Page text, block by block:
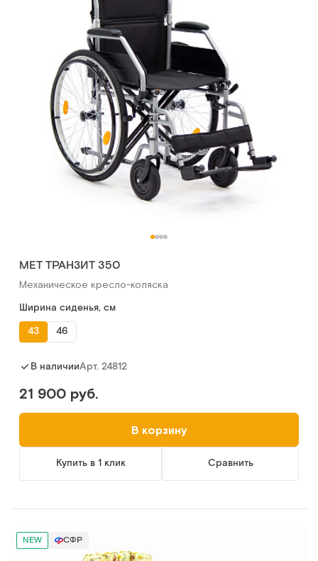
МЕТ ТРАНЗИТ 350
Механическое кресло-коляска
Ширина сиденья, см
43
46
В наличииАрт. 24812
21 900 руб.
В корзину
Купить в 1 клик Сравнить
NEW СФР